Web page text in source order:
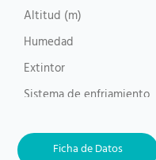
Altitud (m)
Humedad
Extintor
Sistema de enfriamiento
frigeración (kW, Refrigeraci
ón/Calefacción)
Ficha de Datos